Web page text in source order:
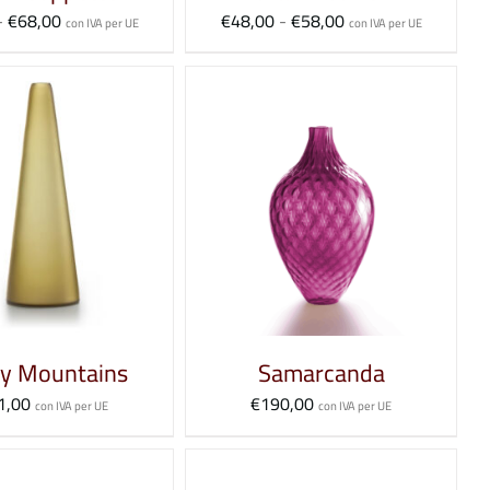
€68,00Fascia
€53,00
a
€68,00
con IVA per UE
OPZIONI
ESSERE
SCELTE
NELLA
PAGINA
PRODOTTO
€48,00-€58,00Fascia
a
€58,00
con IVA per UE
Mountains
con IVA per UE
QUESTO
PRODOTTO
HA
PIÙ
LE
OPZIONI
DETTAGLI
Samarcanda
€190,00 con IVA per UE